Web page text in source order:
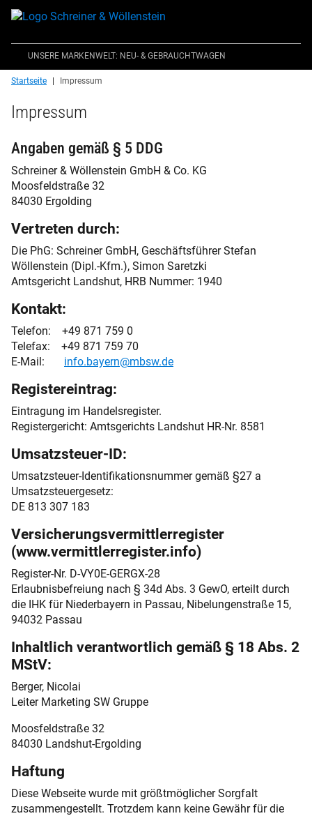
UNSERE MARKENWELT: NEU- & GEBRAUCHTWAGEN
Sie befinden sich hier:
Startseite Impressum
Impressum
Angaben gemäß § 5 DDG
Schreiner & Wöllenstein GmbH & Co. KG
Moosfeldstraße 32
84030 Ergolding
Vertreten durch:
Die PhG: Schreiner GmbH, Geschäftsführer Stefan
Wöllenstein (Dipl.-Kfm.), Simon Saretzki
Amtsgericht Landshut, HRB Nummer: 1940
Kontakt:
Telefon: +49 871 759 0
Telefax: +49 871 759 70
E-Mail: info.bayern@mbsw.de
Registereintrag:
Eintragung im Handelsregister.
Registergericht: Amtsgerichts Landshut HR-Nr. 8581
Umsatzsteuer-ID:
Umsatzsteuer-Identifikationsnummer gemäß §27 a
Umsatzsteuergesetz:
DE 813 307 183
Versicherungsvermittlerregister
(www.vermittlerregister.info)
Register-Nr. D-VY0E-GERGX-28
Erlaubnisbefreiung nach § 34d Abs. 3 GewO, erteilt durch
die IHK für Niederbayern in Passau, Nibelungenstraße 15,
94032 Passau
Inhaltlich verantwortlich gemäß § 18 Abs. 2
MStV:
Berger, Nicolai
Leiter Marketing SW Gruppe
Moosfeldstraße 32
84030 Landshut-Ergolding
Haftung
Diese Webseite wurde mit größtmöglicher Sorgfalt
zusammengestellt. Trotzdem kann keine Gewähr für die